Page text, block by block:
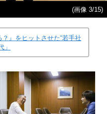
(画像 3/15)
？』をヒットさせた“若手社
」